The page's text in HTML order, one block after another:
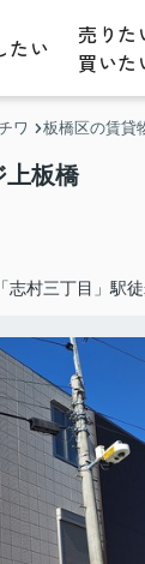
たい
売りた
買いた
ワ 板橋区の賃貸
上板橋
志村三丁目」駅